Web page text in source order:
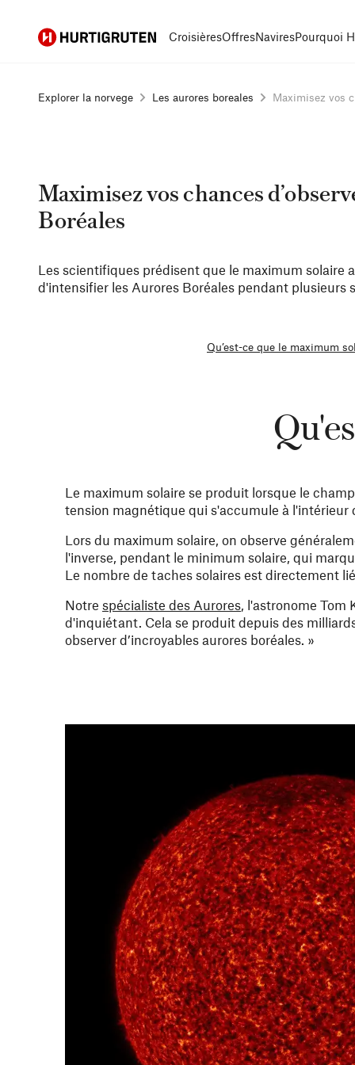
Hurtigruten CroisièresOffresNaviresPourquoi
Explorer la norvege Les aurores boreales Maximisez vos
Maximisez vos chances
Boréales
Les scientifiques prédisent que le maximum solaire
d'intensifier les Aurores Boréales pendant plusieurs
Qu’est-ce que le maximum
Le maximum solaire se produit lorsque le
tension magnétique qui s'accumule à l'intérieur
Lors du maximum solaire, on observe
l'inverse, pendant le minimum solaire, qui
Le nombre de taches solaires est directement
Notre spécialiste des Aurores, l'astronome Tom
d'inquiétant. Cela se produit depuis des
observer d’incroyables aurores boréales. »